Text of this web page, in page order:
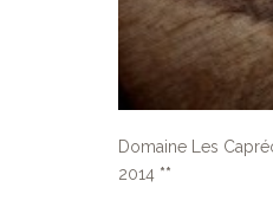
Domaine Les
2014 **